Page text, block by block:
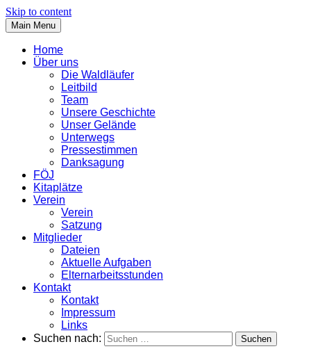
Skip to content
Main Menu
Home
Über uns
Die Waldläufer
Leitbild
Team
Unsere Geschichte
Unser Gelände
Unterwegs
Pressestimmen
Danksagung
FÖJ
Kitaplätze
Verein
Verein
Satzung
Mitglieder
Dateien
Aktuelle Aufgaben
Elternarbeitsstunden
Kontakt
Kontakt
Impressum
Links
Suchen nach: